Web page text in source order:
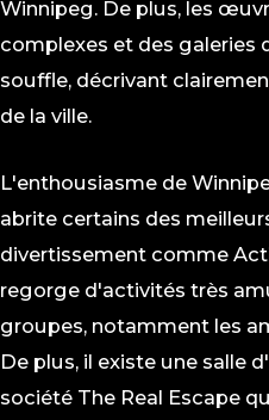
Winnipeg. De plus, les
complexes et des galeries
souffle, décrivant
de la ville.
L'enthousiasme de
abrite certains des
divertissement comme
regorge d'activités très
groupes, notamment les
De plus, il existe une salle
société The Real Escape